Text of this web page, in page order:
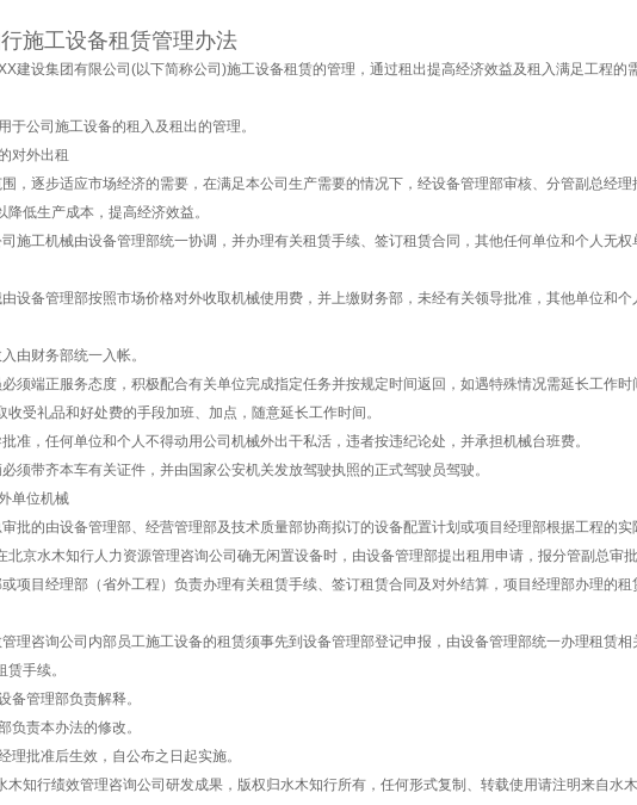
施工设备租赁管理办法
建设集团有限公司(以下简称公司)施工设备租赁的管理，通过租出提高经济效益及租入满足工程的
于公司施工设备的租入及租出的管理。
对外出租
，逐步适应市场经济的需要，在满足本公司生产需要的情况下，经设备管理部审核、分管副总经理
降低生产成本，提高经济效益。
施工机械由设备管理部统一协调，并办理有关租赁手续、签订租赁合同，其他任何单位和个人无
设备管理部按照市场价格对外收取机械使用费，并上缴财务部，未经有关领导批准，其他单位和
由财务部统一入帐。
须端正服务态度，积极配合有关单位完成指定任务并按规定时间返回，如遇特殊情况需延长工作
收受礼品和好处费的手段加班、加点，随意延长工作时间。
准，任何单位和个人不得动用公司机械外出干私活，违者按违纪论处，并承担机械台班费。
须带齐本车有关证件，并由国家公安机关发放驾驶执照的正式驾驶员驾驶。
单位机械
批的由设备管理部、经营管理部及技术质量部协商拟订的设备配置计划或项目经理部根据工程的
北京水木知行人力资源管理咨询公司确无闲置设备时，由设备管理部提出租用申请，报分管副总审批
项目经理部（省外工程）负责办理有关租赁手续、签订租赁合同及对外结算，项目经理部办理的
理咨询公司内部员工施工设备的租赁须事先到设备管理部登记申报，由设备管理部统一办理租赁相
手续。
备管理部负责解释。
负责本办法的修改。
理批准后生效，自公布之日起实施。
木知行绩效管理咨询公司研发成果，版权归水木知行所有，任何形式复制、转载使用请注明来自水木